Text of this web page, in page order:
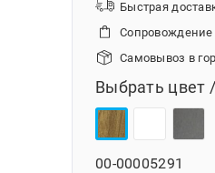
Быстрая
Сопровождение
Самовывоз в
Выбрать цвет
00-00005291